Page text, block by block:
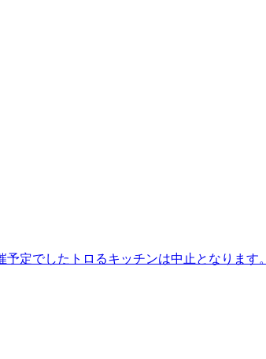
定でしたトロるキッチンは中止となります。